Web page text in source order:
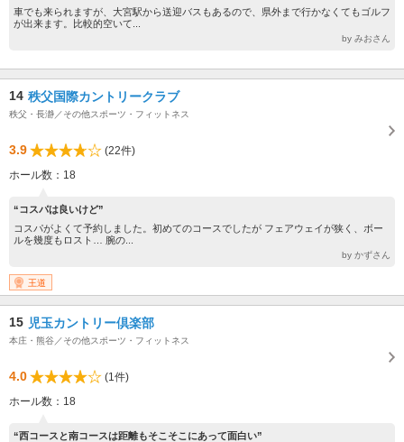
車でも来られますが、大宮駅から送迎バスもあるので、県外まで行かなくてもゴルフ
が出来ます。比較的空いて...
by みおさん
14 秩父国際カントリークラブ
秩父・長瀞／その他スポーツ・フィットネス
3.9
(22件)
ホール数：18
“コスパは良いけど”
コスパがよくて予約しました。初めてのコースでしたが フェアウェイが狭く、ボー
ルを幾度もロスト… 腕の...
by かずさん
王道
15 児玉カントリー倶楽部
本庄・熊谷／その他スポーツ・フィットネス
4.0
(1件)
ホール数：18
“西コースと南コースは距離もそこそこにあって面白い”